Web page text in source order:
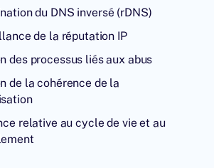
du DNS inversé (rDNS)
de la réputation IP
des processus liés aux abus
de la cohérence de la
relative au cycle de vie et au